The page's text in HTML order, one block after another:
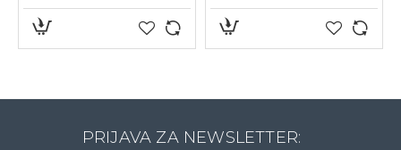
PRIJAVA ZA NEWSLETTER: